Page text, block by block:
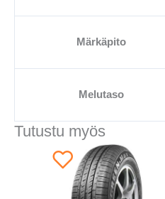
Märkäpito
Melutaso
Tutustu myös